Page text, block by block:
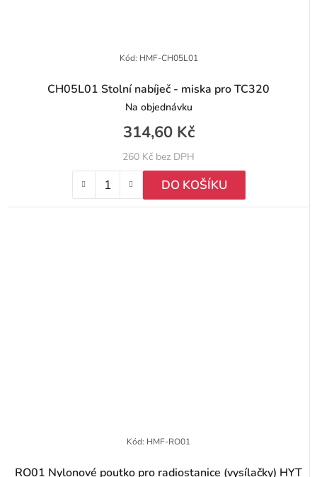
CH05L01 Stolní nabíječ - miska pro TC320
Na objednávku
260 Kč bez DPH
314,60 Kč
DO KOŠÍKU
Kód: HMF-CH05L01
RO01 Nylonové poutko pro radiostanice (vysílačky) HYT
Kód: HMF-RO01